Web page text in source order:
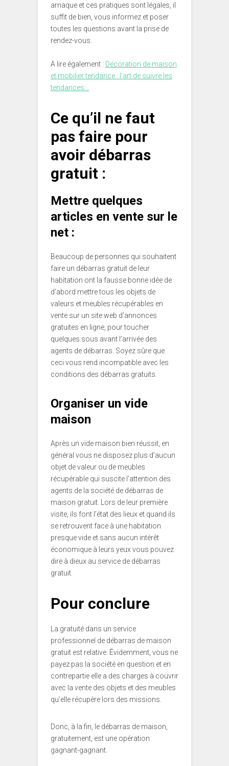
arnaque et ces pratiques sont légales, il
suffit de bien, vous informez et poser
toutes les questions avant la prise de
rendez-vous.
A lire également : Décoration de maison
et mobilier tendance : l’art de suivre les
tendances…
Ce qu’il ne faut
pas faire pour
avoir débarras
gratuit :
Mettre quelques
articles en vente sur le
net :
Beaucoup de personnes qui souhaitent
faire un débarras gratuit de leur
habitation ont la fausse bonne idée de
d’abord mettre tous les objets de
valeurs et meubles récupérables en
vente sur un site web d’annonces
gratuites en ligne, pour toucher
quelques sous avant l’arrivée des
agents de débarras. Soyez sûre que
ceci vous rend incompatible avec les
conditions des débarras gratuits.
Organiser un vide
maison
Après un vide maison bien réussit, en
général vous ne disposez plus d’aucun
objet de valeur ou de meubles
récupérable qui suscite l’attention des
agents de la société de débarras de
maison gratuit. Lors de leur première
visite, ils font l’état des lieux et quand ils
se retrouvent face à une habitation
presque vide et sans aucun intérêt
économique à leurs yeux vous pouvez
dire à dieux au service de débarras
gratuit.
Pour conclure
La gratuité dans un service
professionnel de débarras de maison
gratuit est relative. Évidemment, vous ne
payez pas la société en question et en
contrepartie elle a des charges à couvrir
avec la vente des objets et des meubles
qu’elle récupère lors des missions.
Donc, à la fin, le débarras de maison,
gratuitement, est une opération
gagnant-gagnant.